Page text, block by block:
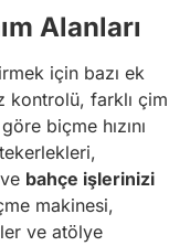
Alanları
için bazı ek
kontrolü, farklı çim
biçme hızını
bahçe işlerinizi
makinesi,
ve atölye